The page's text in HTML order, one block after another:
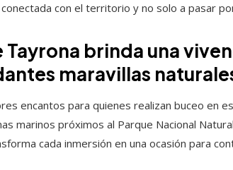
con el territorio y no solo a pasar
Tayrona brinda una
maravillas
encantos para quienes realizan buceo en
marinos próximos al Parque Nacional
cada inmersión en una ocasión para